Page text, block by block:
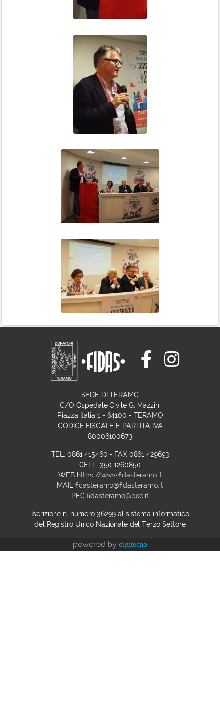
SEDE DI TERAMO
C/O Ospedale Civile G. Mazzini
Piazza Italia 1 - 64100 - TERAMO
CODICE FISCALE E PARTITA IVA
80006100673
TEL. 0861 415460 - FAX 0861 429693
CELL. 350 1260850
WEB https://www.fidasteramo.it
MAIL fidasteramo@fidasteramo.it
PEC fidasteramo@pec.it
Iscrizione n. numero 36299al sistema informatico
del Registro Unico Nazionale del Terzo Settore
powered by digitecno